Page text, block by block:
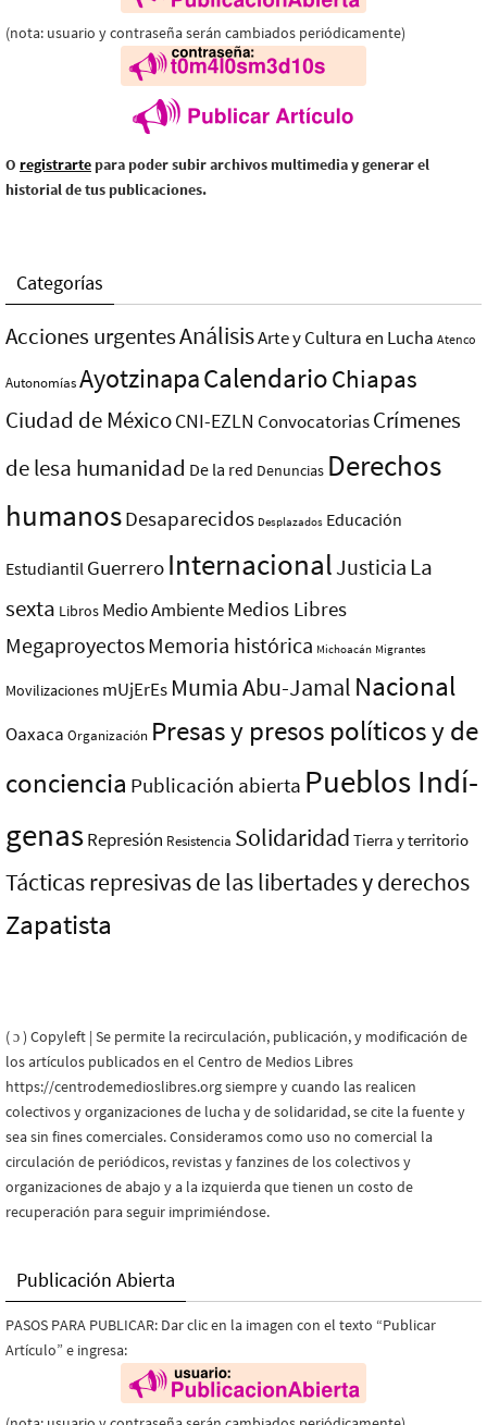
(nota: usuario y contraseña serán cambiados periódicamente)
O registrarte para poder subir archivos multimedia y generar el
historial de tus publicaciones.
Categorías
Acciones urgentesAnálisisArte y Cultura en Lucha Atenco
AutonomíasAyotzinapaCalendarioChiapas
Ciudad de MéxicoCNI-EZLN ConvocatoriasCrímenes
de lesa humanidad De la red Denuncias Derechos
humanosDesaparecidos Desplazados Educación
Estudiantil Guerrero InternacionalJusticia La
sexta Libros Medio AmbienteMedios Libres
MegaproyectosMemoria histórica Michoacán Migrantes
Movilizaciones mUjErEs Mumia Abu-Jamal Nacional
Oaxaca Organización Presas y presos polí­ticos y de
conciencia Publicación abierta Pueblos Indí­
genasRepresión Resistencia Solidaridad Tierra y territorio
Tácticas represivas de las libertades y derechos
Zapatista
( ɔ ) Copyleft | Se permite la recirculación, publicación, y modificación de
los artículos publicados en el Centro de Medios Libres
https://centrodemedioslibres.org siempre y cuando las realicen
colectivos y organizaciones de lucha y de solidaridad, se cite la fuente y
sea sin fines comerciales. Consideramos como uso no comercial la
circulación de periódicos, revistas y fanzines de los colectivos y
organizaciones de abajo y a la izquierda que tienen un costo de
recuperación para seguir imprimiéndose.
Publicación Abierta
PASOS PARA PUBLICAR: Dar clic en la imagen con el texto “Publicar
Artículo” e ingresa: